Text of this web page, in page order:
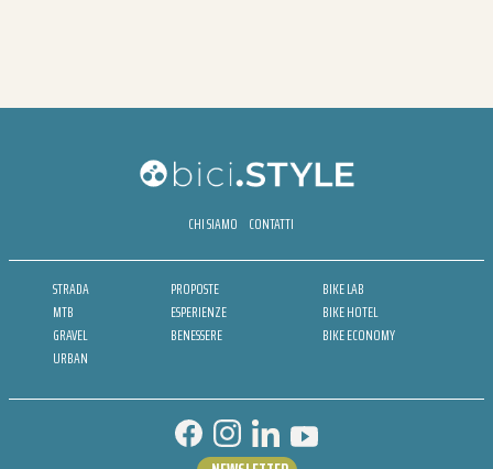
CHI SIAMO CONTATTI
STRADA
MTB
GRAVEL
URBAN
PROPOSTE
ESPERIENZE
BENESSERE
BIKE LAB
BIKE HOTEL
BIKE ECONOMY